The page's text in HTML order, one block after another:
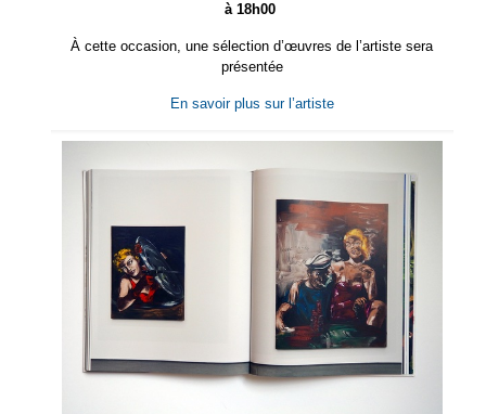
à 18h00
À cette occasion, une sélection d’œuvres de l’artiste sera
présentée
En savoir plus sur l’artiste